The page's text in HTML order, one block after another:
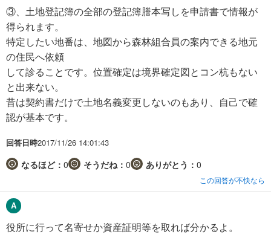
③、土地登記簿の全部の登記簿謄本写しを申請書で情報が
得られます。
特定したい地番は、地図から森林組合員の案内できる地元
の住民へ依頼
して診ることです。位置確定は境界確定図とコン杭もない
と出来ない。
昔は契約書だけで土地名義変更しないのもあり、自己で確
認が基本です。
回答日時2017/11/26 14:01:43
なるほど： 0 そうだね： 0 ありがとう： 0
この回答が不快なら
役所に行って名寄せか資産証明等を取れば分かるよ。